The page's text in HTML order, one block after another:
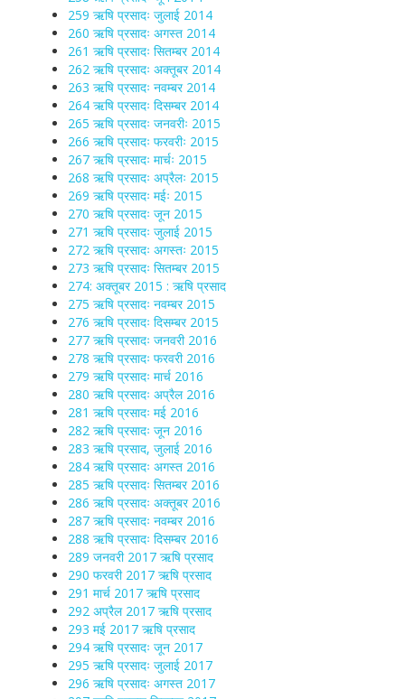
259 ऋषि प्रसादः जुलाई 2014
260 ऋषि प्रसादः अगस्त 2014
261 ऋषि प्रसादः सितम्बर 2014
262 ऋषि प्रसादः अक्तूबर 2014
263 ऋषि प्रसादः नवम्बर 2014
264 ऋषि प्रसादः दिसम्बर 2014
265 ऋषि प्रसादः जनवरीः 2015
266 ऋषि प्रसादः फरवरीः 2015
267 ऋषि प्रसादः मार्चः 2015
268 ऋषि प्रसादः अप्रैलः 2015
269 ऋषि प्रसादः मईः 2015
270 ऋषि प्रसादः जून 2015
271 ऋषि प्रसादः जुलाई 2015
272 ऋषि प्रसादः अगस्तः 2015
273 ऋषि प्रसादः सितम्बर 2015
274: अक्तूबर 2015 : ऋषि प्रसाद
275 ऋषि प्रसादः नवम्बर 2015
276 ऋषि प्रसादः दिसम्बर 2015
277 ऋषि प्रसादः जनवरी 2016
278 ऋषि प्रसादः फरवरी 2016
279 ऋषि प्रसादः मार्च 2016
280 ऋषि प्रसादः अप्रैल 2016
281 ऋषि प्रसादः मई 2016
282 ऋषि प्रसादः जून 2016
283 ऋषि प्रसाद, जुलाई 2016
284 ऋषि प्रसादः अगस्त 2016
285 ऋषि प्रसादः सितम्बर 2016
286 ऋषि प्रसादः अक्तूबर 2016
287 ऋषि प्रसादः नवम्बर 2016
288 ऋषि प्रसादः दिसम्बर 2016
289 जनवरी 2017 ऋषि प्रसाद
290 फरवरी 2017 ऋषि प्रसाद
291 मार्च 2017 ऋषि प्रसाद
292 अप्रैल 2017 ऋषि प्रसाद
293 मई 2017 ऋषि प्रसाद
294 ऋषि प्रसादः जून 2017
295 ऋषि प्रसादः जुलाई 2017
296 ऋषि प्रसादः अगस्त 2017